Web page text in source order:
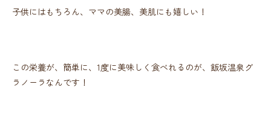
子供にはもちろん、ママの美腸、美肌にも嬉しい！
この栄養が、簡単に、1度に美味しく食べれるのが、飯坂温泉グ
ラノーラなんです！